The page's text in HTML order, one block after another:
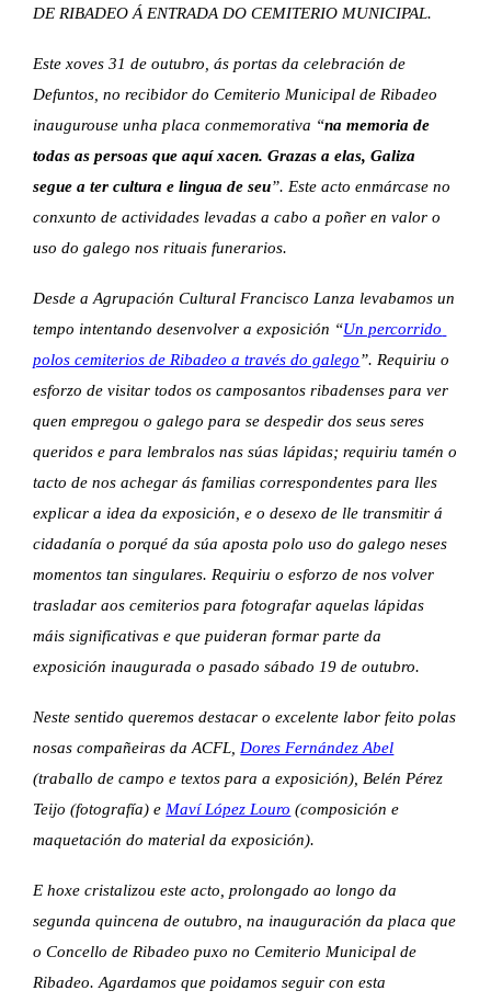
DE RIBADEO Á ENTRADA DO CEMITERIO MUNICIPAL.
Este xoves 31 de outubro, ás portas da celebración de
Defuntos, no recibidor do Cemiterio Municipal de Ribadeo
inaugurouse unha placa conmemorativa “na memoria de
todas as persoas que aquí xacen. Grazas a elas, Galiza
segue a ter cultura e lingua de seu”. Este acto enmárcase no
conxunto de actividades levadas a cabo a poñer en valor o
uso do galego nos rituais funerarios.
Desde a Agrupación Cultural Francisco Lanza levabamos un
tempo intentando desenvolver a exposición “Un percorrido
polos cemiterios de Ribadeo a través do galego”. Requiriu o
esforzo de visitar todos os camposantos ribadenses para ver
quen empregou o galego para se despedir dos seus seres
queridos e para lembralos nas súas lápidas; requiriu tamén o
tacto de nos achegar ás familias correspondentes para lles
explicar a idea da exposición, e o desexo de lle transmitir á
cidadanía o porqué da súa aposta polo uso do galego neses
momentos tan singulares. Requiriu o esforzo de nos volver
trasladar aos cemiterios para fotografar aquelas lápidas
máis significativas e que puideran formar parte da
exposición inaugurada o pasado sábado 19 de outubro.
Neste sentido queremos destacar o excelente labor feito polas
nosas compañeiras da ACFL, Dores Fernández Abel
(traballo de campo e textos para a exposición), Belén Pérez
Teijo (fotografía) e Maví López Louro (composición e
maquetación do material da exposición).
E hoxe cristalizou este acto, prolongado ao longo da
segunda quincena de outubro, na inauguración da placa que
o Concello de Ribadeo puxo no Cemiterio Municipal de
Ribadeo. Agardamos que poidamos seguir con esta